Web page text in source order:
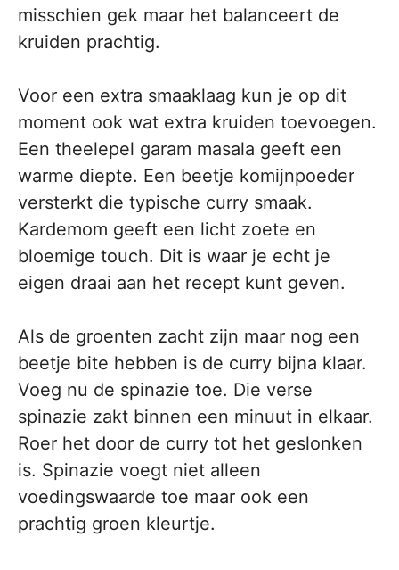
misschien gek maar het balanceert de
kruiden prachtig.
Voor een extra smaaklaag kun je op dit
moment ook wat extra kruiden toevoegen.
Een theelepel garam masala geeft een
warme diepte. Een beetje komijnpoeder
versterkt die typische curry smaak.
Kardemom geeft een licht zoete en
bloemige touch. Dit is waar je echt je
eigen draai aan het recept kunt geven.
Als de groenten zacht zijn maar nog een
beetje bite hebben is de curry bijna klaar.
Voeg nu de spinazie toe. Die verse
spinazie zakt binnen een minuut in elkaar.
Roer het door de curry tot het geslonken
is. Spinazie voegt niet alleen
voedingswaarde toe maar ook een
prachtig groen kleurtje.